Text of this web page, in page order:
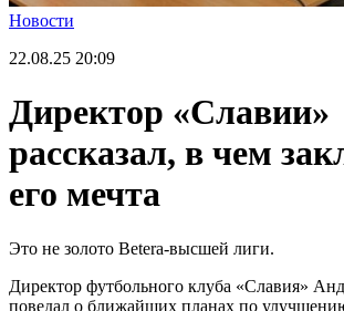
Новости
22.08.25 20:09
Директор «Славии»
рассказал, в чем
его мечта
Это не золото Betera-высшей лиги.
Директор футбольного клуба «Славия»
поведал о ближайших планах по